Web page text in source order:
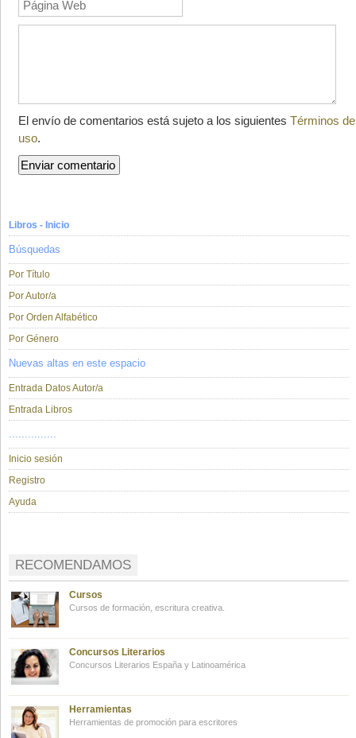
El envío de comentarios está sujeto a los siguientes Términos de
uso.
Libros - Inicio
Búsquedas
Por Título
Por Autor/a
Por Orden Alfabético
Por Género
Nuevas altas en este espacio
Entrada Datos Autor/a
Entrada Libros
...............
Inicio sesión
Registro
Ayuda
RECOMENDAMOS
Cursos
Cursos de formación, escritura creativa.
Concursos Literarios
Concursos Literarios España y Latinoamérica
Herramientas
Herramientas de promoción para escritores